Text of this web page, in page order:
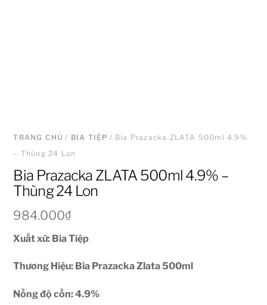
TRANG CHỦ / BIA TIỆP / Bia Prazacka ZLATA 500ml 4.9%
– Thùng 24 Lon
Bia Prazacka ZLATA 500ml 4.9% –
Thùng 24 Lon
984.000₫
Xuất xứ: Bia Tiệp
Thương Hiệu: Bia Prazacka Zlata 500ml
Nồng độ cồn: 4.9%